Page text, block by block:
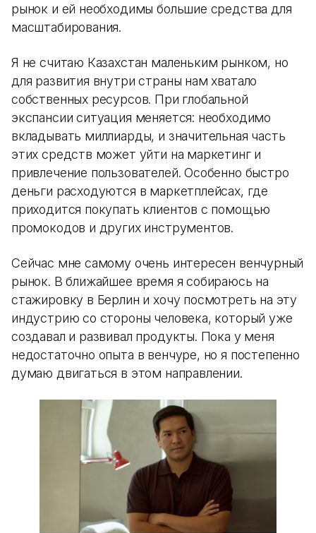
рынок и ей необходимы большие средства для
масштабирования.
Я не считаю Казахстан маленьким рынком, но
для развития внутри страны нам хватало
собственных ресурсов. При глобальной
экспансии ситуация меняется: необходимо
вкладывать миллиарды, и значительная часть
этих средств может уйти на маркетинг и
привлечение пользователей. Особенно быстро
деньги расходуются в маркетплейсах, где
приходится покупать клиентов с помощью
промокодов и других инструментов.
Сейчас мне самому очень интересен венчурный
рынок. В ближайшее время я собираюсь на
стажировку в Берлин и хочу посмотреть на эту
индустрию со стороны человека, который уже
создавал и развивал продукты. Пока у меня
недостаточно опыта в венчуре, но я постепенно
думаю двигаться в этом направлении.